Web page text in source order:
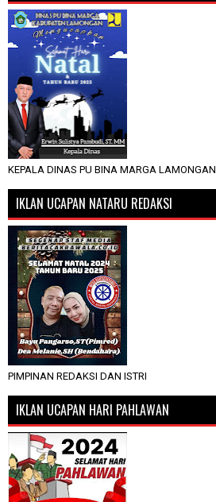
KEPALA DINAS PU BINA MARGA LAMONGAN
IKLAN UCAPAN NATARU REDAKSI
PIMPINAN REDAKSI DAN ISTRI
IKLAN UCAPAN HARI PAHLAWAN